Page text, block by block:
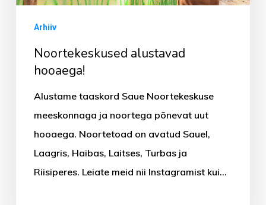
Arhiiv
Noortekeskused alustavad
hooaega!
Alustame taaskord Saue Noortekeskuse
meeskonnaga ja noortega põnevat uut
hooaega. Noortetoad on avatud Sauel,
Laagris, Haibas, Laitses, Turbas ja
Riisiperes. Leiate meid nii Instagramist kui…